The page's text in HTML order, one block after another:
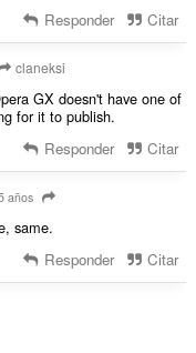
Responder Citar
claneksi
GX doesn't have one of
for it to publish.
Responder Citar
años
same.
Responder Citar